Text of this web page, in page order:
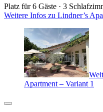
Platz für 6 Gäste · 3
Weitere Infos zu Lindner’s
Apartment – Variant 1